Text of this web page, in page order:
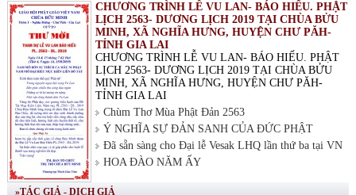
CHƯƠNG TRÌNH LỄ VU LAN- BÁO HIẾU. PHẬT
LỊCH 2563- DƯƠNG LỊCH 2019 TẠI CHÙA BỬU
MINH, XÃ NGHĨA HƯNG, HUYỆN CHƯ PĂH-
TỈNH GIA LAI
CHƯƠNG TRÌNH LỄ VU LAN- BÁO HIẾU. PHẬT
LỊCH 2563- DƯƠNG LỊCH 2019 TẠI CHÙA BỬU
MINH, XÃ NGHĨA HƯNG, HUYỆN CHƯ PĂH-
TỈNH GIA LAI
Chùm Thơ Mùa Phật Đản 2563
Ý NGHĨA SỰ ĐẢN SANH CỦA ĐỨC PHẬT
Đã sẵn sàng cho Đại lễ Vesak LHQ lần thứ ba tại VN
HOA ĐÀO NĂM ẤY
»TÁC GIẢ - DỊCH GIẢ